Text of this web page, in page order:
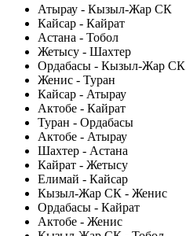
Атырау - Кызыл-Жар СК
Кайсар - Кайрат
Астана - Тобол
Жетысу - Шахтер
Ордабасы - Кызыл-Жар СК
Женис - Туран
Кайсар - Атырау
Актобе - Кайрат
Туран - Ордабасы
Актобе - Атырау
Шахтер - Астана
Кайрат - Жетысу
Елимай - Кайсар
Кызыл-Жар СК - Женис
Ордабасы - Кайрат
Актобе - Женис